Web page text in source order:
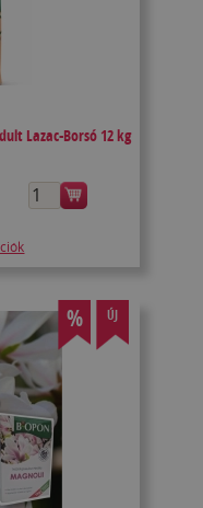
Lazac-Borsó 12 kg
% ÚJ